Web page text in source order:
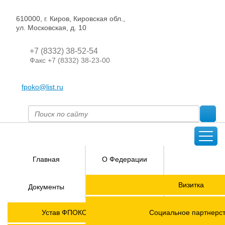
610000, г. Киров, Кировская обл.,
ул. Московская, д. 10
+7 (8332) 38-52-54
Факс +7 (8332) 38-23-00
fpoko@list.ru
Главная О Федерации
Визитка
Документы
Устав ФПОКО с изменениями от 2026 года
Социальное
Членские